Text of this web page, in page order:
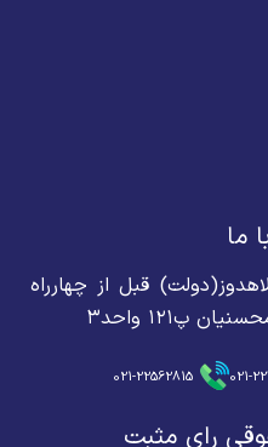
ما
قبل از چهارراه
پ۱۲۱ واحد۳
021-
021-22562815
رای مثبت